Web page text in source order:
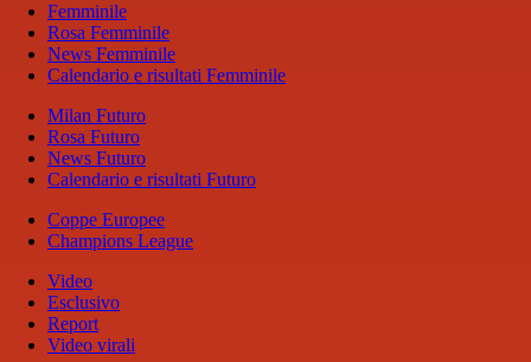
Femminile
Rosa Femminile
News Femminile
Calendario e risultati Femminile
Milan Futuro
Rosa Futuro
News Futuro
Calendario e risultati Futuro
Coppe Europee
Champions League
Video
Esclusivo
Report
Video virali